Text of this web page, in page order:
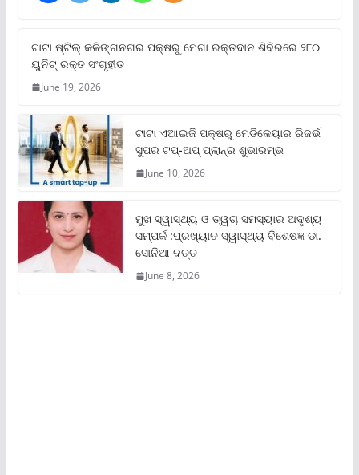
ଟାଟା ଷ୍ଟିଲ୍‌ କଳିଙ୍ଗନଗର ପକ୍ଷରୁ ମେଗା ରକ୍ତଦାନ ଶିବିରରେ ୨୮୦
ୟୁନିଟ୍‌ ରକ୍ତ ସଂଗୃହୀତ
June 19, 2026
ଟାଟା ଏଆଇଜି ପକ୍ଷରୁ ମେଡିକେୟାର ରିଜର୍ଭ
ସୁପର ଟପ୍‌-ଅପ୍ ପ୍ଲାନ୍‌ର ଶୁଭାରମ୍ଭ
June 10, 2026
ମୁଖ ସ୍ୱାସ୍ଥ୍ୟ ଓ ତ୍ୱଚା ସମସ୍ୟାର ଅଦୃଶ୍ୟ
ସମ୍ପର୍କ :ପ୍ରଖ୍ୟାତ ସ୍ୱାସ୍ଥ୍ୟ ବିଶେଷଜ୍ଞ ଡା.
ସୋନିଆ ଦତ୍ତ
June 8, 2026